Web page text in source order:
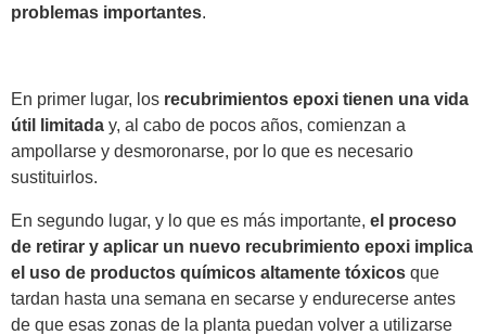
problemas importantes.
En primer lugar, los recubrimientos epoxi tienen una vida
útil limitada y, al cabo de pocos años, comienzan a
ampollarse y desmoronarse, por lo que es necesario
sustituirlos.
En segundo lugar, y lo que es más importante, el proceso
de retirar y aplicar un nuevo recubrimiento epoxi implica
el uso de productos químicos altamente tóxicos que
tardan hasta una semana en secarse y endurecerse antes
de que esas zonas de la planta puedan volver a utilizarse